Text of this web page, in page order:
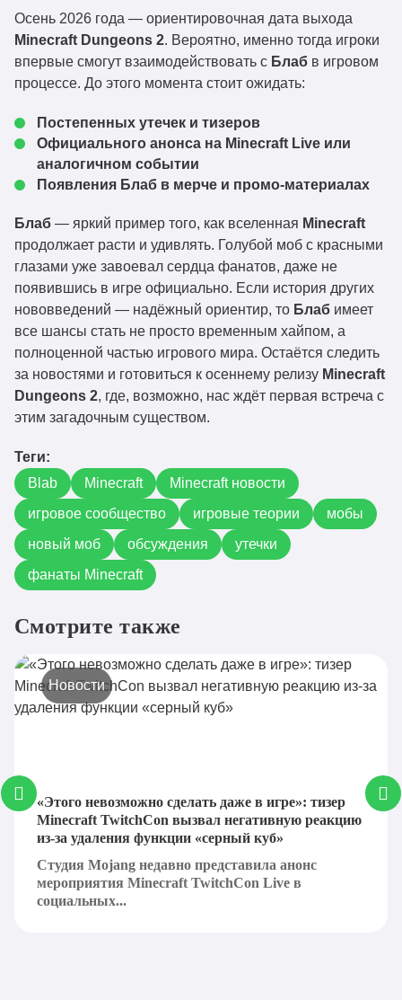
Осень 2026 года — ориентировочная дата выхода
Minecraft Dungeons 2. Вероятно, именно тогда игроки
впервые смогут взаимодействовать с Блаб в игровом
процессе. До этого момента стоит ожидать:
Постепенных утечек и тизеров
Официального анонса на Minecraft Live или
аналогичном событии
Появления Блаб в мерче и промо-материалах
Блаб — яркий пример того, как вселенная Minecraft
продолжает расти и удивлять. Голубой моб с красными
глазами уже завоевал сердца фанатов, даже не
появившись в игре официально. Если история других
нововведений — надёжный ориентир, то Блаб имеет
все шансы стать не просто временным хайпом, а
полноценной частью игрового мира. Остаётся следить
за новостями и готовиться к осеннему релизу Minecraft
Dungeons 2, где, возможно, нас ждёт первая встреча с
этим загадочным существом.
Теги:
Blab
Minecraft
Minecraft новости
игровое сообщество
игровые теории
мобы
новый моб
обсуждения
утечки
фанаты Minecraft
Смотрите также
Новости
«Этого невозможно сделать даже в игре»: тизер
Minecraft TwitchCon вызвал негативную реакцию
из-за удаления функции «серный куб»
Студия Mojang недавно представила анонс
мероприятия Minecraft TwitchCon Live в
социальных...